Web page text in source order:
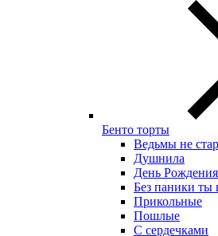
Бенто торты
Ведьмы не
Душнила
День Рождения
Без паники ты
Прикольные
Пошлые
С сердечками